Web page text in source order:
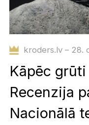
kroders.lv – 28.
Kāpēc
Recenzija
Nacionālā